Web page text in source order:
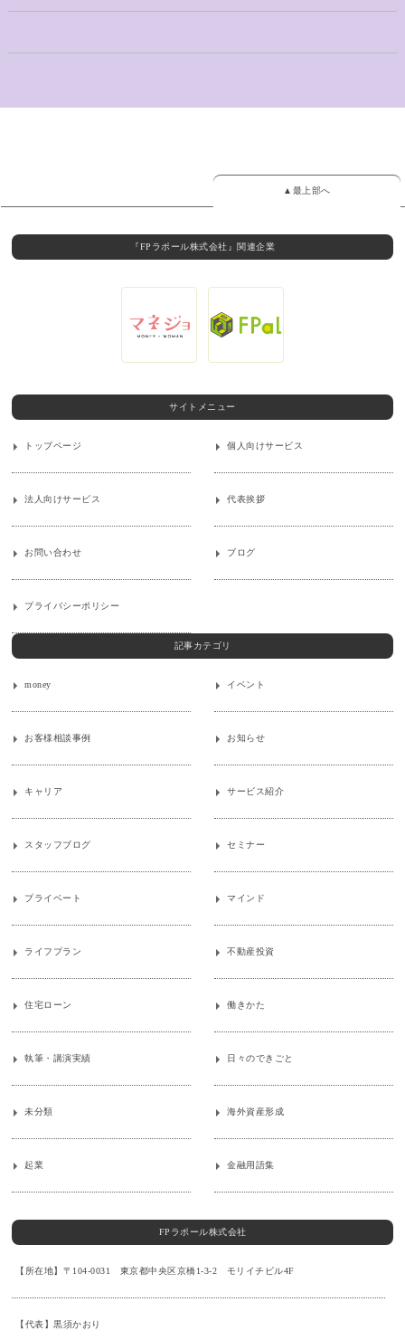
▲最上部へ
『FPラポール株式会社』関連企業
サイトメニュー
トップページ 個人向けサービス
法人向けサービス 代表挨拶
お問い合わせ ブログ
プライバシーポリシー
記事カテゴリ
money イベント
お客様相談事例 お知らせ
キャリア サービス紹介
スタッフブログ セミナー
プライベート マインド
ライフプラン 不動産投資
住宅ローン 働きかた
執筆・講演実績 日々のできごと
未分類 海外資産形成
起業 金融用語集
FPラポール株式会社
【所在地】〒104-0031 東京都中央区京橋1-3-2 モリイチビル4F
【代表】黒須かおり